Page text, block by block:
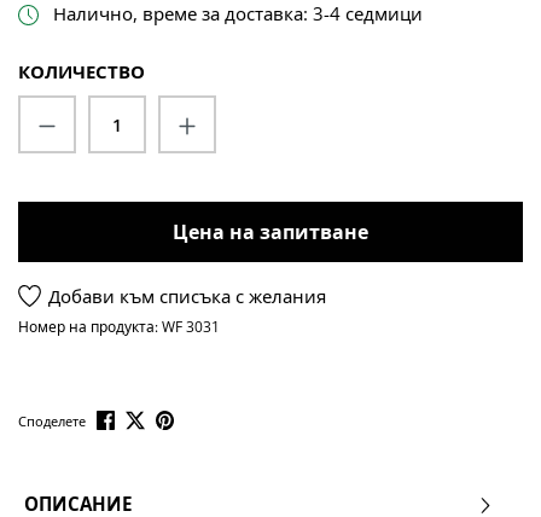
Налично, време за доставка: 3-4 седмици
КОЛИЧЕСТВО
Количество на продукта: Въведете
Цена на запитване
Добави към списъка с желания
Номер на продукта:WF 3031
Споделете
ОПИСАНИЕ